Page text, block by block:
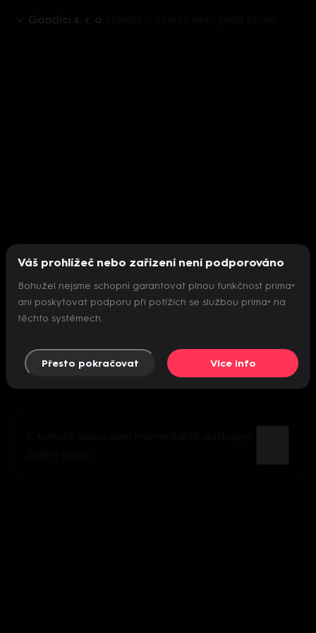
Gondíci s. r. o.
Nepodařilo se inicializovat přehrávač
Váš prohlížeč nebo zařízení není podporováno
Bohužel nejsme schopni garantovat plnou funkčnost prima+
ani poskytovat podporu při potížích se službou prima+ na
těchto systémech.
Přesto pokračovat Více info